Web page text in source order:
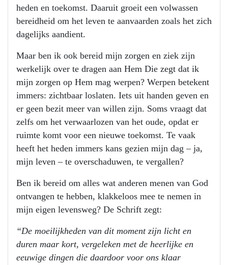
heden en toekomst. Daaruit groeit een volwassen
bereidheid om het leven te aanvaarden zoals het zich
dagelijks aandient.
Maar ben ik ook bereid mijn zorgen en ziek zijn
werkelijk over te dragen aan Hem Die zegt dat ik
mijn zorgen op Hem mag werpen? Werpen betekent
immers: zichtbaar loslaten. Iets uit handen geven en
er geen bezit meer van willen zijn. Soms vraagt dat
zelfs om het verwaarlozen van het oude, opdat er
ruimte komt voor een nieuwe toekomst. Te vaak
heeft het heden immers kans gezien mijn dag – ja,
mijn leven – te overschaduwen, te vergallen?
Ben ik bereid om alles wat anderen menen van God
ontvangen te hebben, klakkeloos mee te nemen in
mijn eigen levensweg? De Schrift zegt:
“De moeilijkheden van dit moment zijn licht en
duren maar kort, vergeleken met de heerlijke en
eeuwige dingen die daardoor voor ons klaar